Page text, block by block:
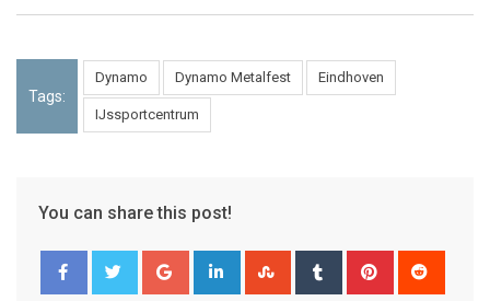
Tags:
Dynamo Dynamo Metalfest Eindhoven
IJssportcentrum
You can share this post!